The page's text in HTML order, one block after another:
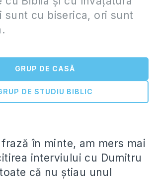
sunt cu biserica, ori sunt
GRUP DE CASĂ
DE STUDIU BIBLIC
în minte, am mers mai
interviului cu Dumitru
că nu ştiau unul